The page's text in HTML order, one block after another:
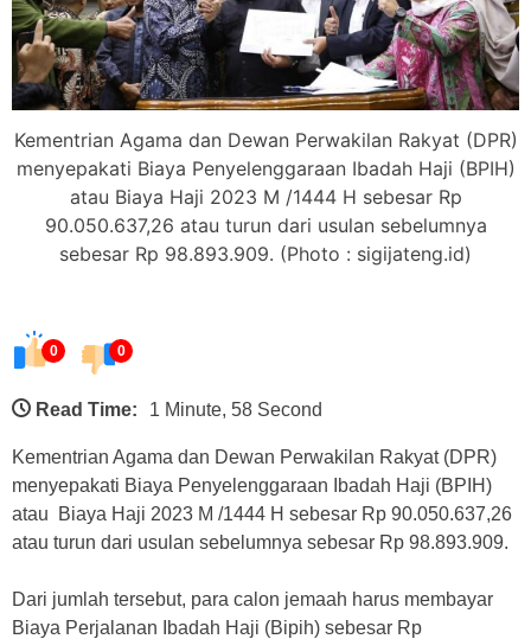
Kementrian Agama dan Dewan Perwakilan Rakyat (DPR)
menyepakati Biaya Penyelenggaraan Ibadah Haji (BPIH)
atau Biaya Haji 2023 M /1444 H sebesar Rp
90.050.637,26 atau turun dari usulan sebelumnya
sebesar Rp 98.893.909. (Photo : sigijateng.id)
0 0
Read Time: 1 Minute, 58 Second
Kementrian Agama dan Dewan Perwakilan Rakyat (DPR)
menyepakati Biaya Penyelenggaraan Ibadah Haji (BPIH)
atau Biaya Haji 2023 M /1444 H sebesar Rp 90.050.637,26
atau turun dari usulan sebelumnya sebesar Rp 98.893.909.
Dari jumlah tersebut, para calon jemaah harus membayar
Biaya Perjalanan Ibadah Haji (Bipih) sebesar Rp